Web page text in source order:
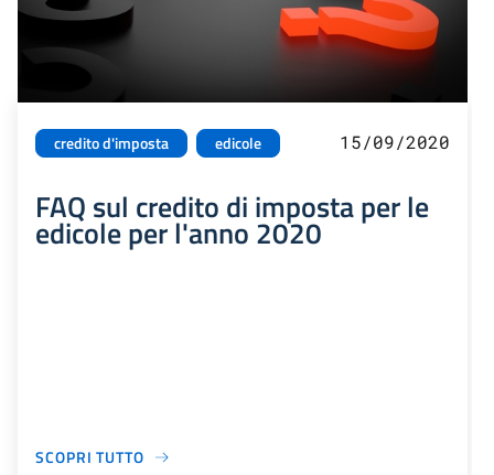
credito d'imposta edicole 15/09/2020
FAQ sul credito di imposta per le
edicole per l'anno 2020
SCOPRI TUTTO